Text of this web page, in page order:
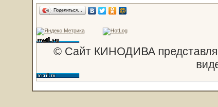
Поделиться…
© Сайт КИНОДИВА